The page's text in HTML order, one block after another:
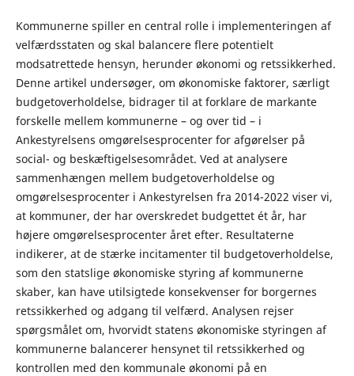
Kommunerne spiller en central rolle i implementeringen af
velfærdsstaten og skal balancere flere potentielt
modsatrettede hensyn, herunder økonomi og retssikkerhed.
Denne artikel undersøger, om økonomiske faktorer, særligt
budgetoverholdelse, bidrager til at forklare de markante
forskelle mellem kommunerne – og over tid – i
Ankestyrelsens omgørelsesprocenter for afgørelser på
social- og beskæftigelsesområdet. Ved at analysere
sammenhængen mellem budgetoverholdelse og
omgørelsesprocenter i Ankestyrelsen fra 2014-2022 viser vi,
at kommuner, der har overskredet budgettet ét år, har
højere omgørelsesprocenter året efter. Resultaterne
indikerer, at de stærke incitamenter til budgetoverholdelse,
som den statslige økonomiske styring af kommunerne
skaber, kan have utilsigtede konsekvenser for borgernes
retssikkerhed og adgang til velfærd. Analysen rejser
spørgsmålet om, hvorvidt statens økonomiske styringen af
kommunerne balancerer hensynet til retssikkerhed og
kontrollen med den kommunale økonomi på en